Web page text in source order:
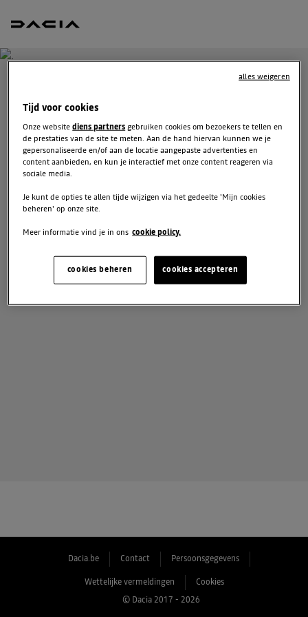
ONTVANG GRATIS JOUW
OFFERTE VOOR
SANDERO
We staan tot je beschikking om je de meest voordelige
offerte voor te stellen, met financieringsmogelijkheden
aangepast aan jouw situatie en met nuttig advies voor je
aankoopplannen.
VUL JE GEGEVENS AAN
Dacia.be Contact Persoonsgegevens
Wettelijke vermeldingen
Cookies
© Dacia 2017 - 2026
Tijd voor cookies
Onze websitediens partners gebruiken cookies om bezoekers te tellen en
de prestaties van de site te meten. Aan de hand hiervan kunnen we je
gepersonaliseerde en/of aan de locatie aangepaste advertenties en
content aanbieden, en kun je interactief met onze content reageren via
sociale media.
Je kunt de opties te allen tijde wijzigen via het gedeelte 'Mijn cookies
beheren' op onze site.
Meer informatie vind je in ons cookie policy.
cookies accepteren
cookies beheren
alles weigeren